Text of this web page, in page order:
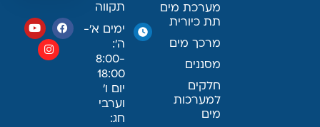
מערכת מים
תת כיורית
מרכך מים
מסננים
חלקים
למערכות
מים
תקווה
ימים א׳-
ה׳:
8:00-
18:00
יום ו׳
וערבי
חג: